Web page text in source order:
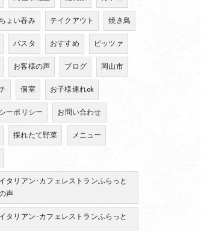
ちょい吞み テイクアウト
焼き鳥
パスタ おすすめ
ピッツァ
お客様の声 ブログ
岡山市
個室
お子様連れok
ーポリシー
お問い合わせ
採れたて野菜
メニュー
タリアン･カフェレストランふらっと
声
タリアン･カフェレストランふらっと